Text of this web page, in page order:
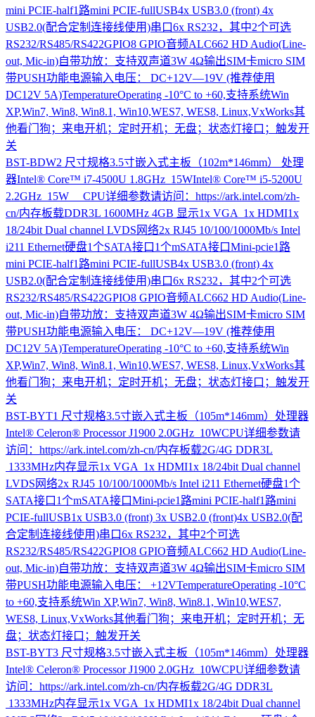
mini PCIE-half1路mini PCIE-fullUSB4x USB3.0 (front) 4x
USB2.0(配合定制连接线使用)串口6x RS232，其中2个可选
RS232/RS485/RS422GPIO8 GPIO音频ALC662 HD Audio(Line-
out, Mic-in)自带功放：支持双声道3W 4Ω输出SIM卡micro SIM
带PUSH功能电源输入电压： DC+12V—19V (推荐使用
DC12V 5A)TemperatureOperating -10°C to +60,支持系统Win
XP,Win7, Win8, Win8.1, Win10,WES7, WES8, Linux,VxWorks其
他看门狗；来电开机；定时开机；无盘；状态灯接口；触发开
关
BST-BDW2 尺寸规格3.5寸嵌入式主板（102m*146mm） 处理
器Intel® Core™ i7-4500U 1.8GHz 15WIntel® Core™ i5-5200U
2.2GHz 15W CPU详细参数请访问：https://ark.intel.com/zh-
cn/内存板载DDR3L 1600MHz 4GB 显示1x VGA 1x HDMI1x
18/24bit Dual channel LVDS网络2x RJ45 10/100/1000Mb/s Intel
i211 Ethernet硬盘1个SATA接口1个mSATA接口Mini-pcie1路
mini PCIE-half1路mini PCIE-fullUSB4x USB3.0 (front) 4x
USB2.0(配合定制连接线使用)串口6x RS232，其中2个可选
RS232/RS485/RS422GPIO8 GPIO音频ALC662 HD Audio(Line-
out, Mic-in)自带功放：支持双声道3W 4Ω输出SIM卡micro SIM
带PUSH功能电源输入电压： DC+12V—19V (推荐使用
DC12V 5A)TemperatureOperating -10°C to +60,支持系统Win
XP,Win7, Win8, Win8.1, Win10,WES7, WES8, Linux,VxWorks其
他看门狗；来电开机；定时开机；无盘；状态灯接口；触发开
关
BST-BYT1 尺寸规格3.5寸嵌入式主板（105m*146mm）处理器
Intel® Celeron® Processor J1900 2.0GHz 10WCPU详细参数请
访问：https://ark.intel.com/zh-cn/内存板载2G/4G DDR3L
1333MHz内存显示1x VGA 1x HDMI1x 18/24bit Dual channel
LVDS网络2x RJ45 10/100/1000Mb/s Intel i211 Ethernet硬盘1个
SATA接口1个mSATA接口Mini-pcie1路mini PCIE-half1路mini
PCIE-fullUSB1x USB3.0 (front) 3x USB2.0 (front)4x USB2.0(配
合定制连接线使用)串口6x RS232，其中2个可选
RS232/RS485/RS422GPIO8 GPIO音频ALC662 HD Audio(Line-
out, Mic-in)自带功放：支持双声道3W 4Ω输出SIM卡micro SIM
带PUSH功能电源输入电压： +12VTemperatureOperating -10°C
to +60,支持系统Win XP,Win7, Win8, Win8.1, Win10,WES7,
WES8, Linux,VxWorks其他看门狗；来电开机；定时开机；无
盘；状态灯接口；触发开关
BST-BYT3 尺寸规格3.5寸嵌入式主板（105m*146mm）处理器
Intel® Celeron® Processor J1900 2.0GHz 10WCPU详细参数请
访问：https://ark.intel.com/zh-cn/内存板载2G/4G DDR3L
1333MHz内存显示1x VGA 1x HDMI1x 18/24bit Dual channel